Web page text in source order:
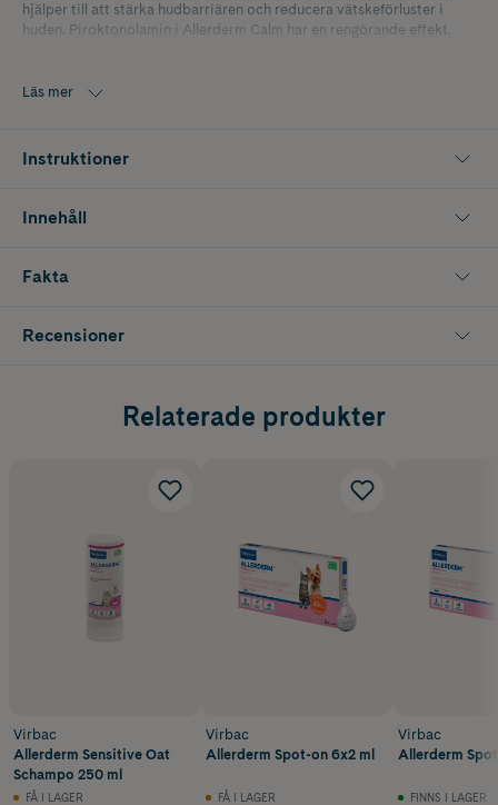
hjälper till att stärka hudbarriären och reducera vätskeförluster i
huden. Piroktonolamin i Allerderm Calm har en rengörande effekt.
Läs mer
Instruktioner
Innehåll
Fakta
Recensioner
Relaterade produkter
Virbac
Allerderm Sensitive Oat
Schampo 250 ml
FÅ I LAGER
Virbac
Allerderm Spot-on 6x2 ml
FÅ I LAGER
Virbac
Allerderm
FINNS I LAGER